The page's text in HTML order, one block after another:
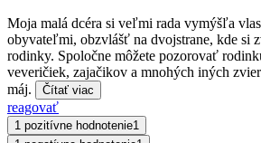
Moja malá dcéra si veľmi rada vymýšľa
obyvateľmi, obzvlášť na dvojstrane, kde si
rodinky. Spoločne môžete pozorovať
veveričiek, zajačikov a mnohých iných
máj.
Čítať viac
reagovať
1 pozitívne hodnotenie1